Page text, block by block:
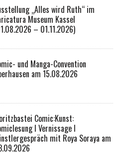
„Alles wird Ruth“ im
Museum Kassel
– 01.11.2026)
und Manga-Convention
am 15.08.2026
Comic:Kunst:
I Vernissage I
mit Roya Soraya am